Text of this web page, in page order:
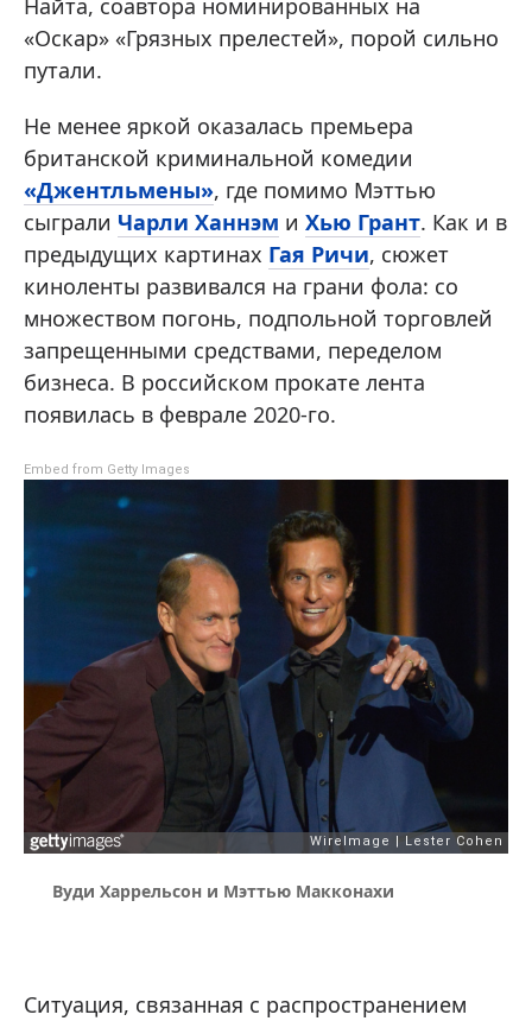
Найта, соавтора номинированных на
«Оскар» «Грязных прелестей», порой сильно
путали.
Не менее яркой оказалась премьера
британской криминальной комедии
«Джентльмены», где помимо Мэттью
сыграли Чарли Ханнэм и Хью Грант. Как и в
предыдущих картинах Гая Ричи, сюжет
киноленты развивался на грани фола: со
множеством погонь, подпольной торговлей
запрещенными средствами, переделом
бизнеса. В российском прокате лента
появилась в феврале 2020-го.
Embed from Getty Images
Вуди Харрельсон и Мэттью Макконахи
Ситуация, связанная с распространением